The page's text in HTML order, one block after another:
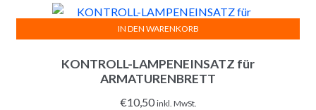
KONTROLL-LAMPENEINSATZ für
ARMATURENBRETT
€10,50 inkl. MwSt.
IN DEN WARENKORB